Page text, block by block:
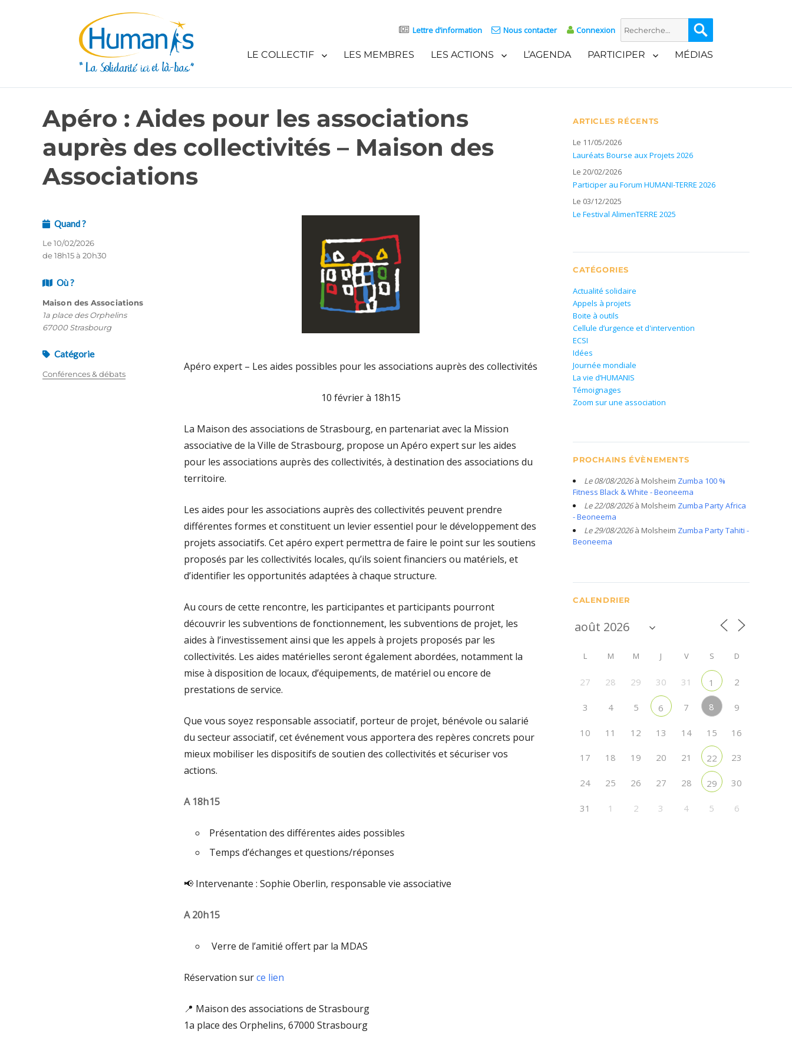
Lettre d’information Nous contacter Connexion
Recherche
pour :
LE COLLECTIF LES MEMBRES LES ACTIONS L’AGENDA PARTICIPER MÉDIAS
Apéro : Aides pour les associations
auprès des collectivités – Maison des
Associations
Apéro expert – Les aides possibles pour les associations auprès des collectivités
10 février à 18h15
La Maison des associations de Strasbourg, en partenariat avec la Mission
associative de la Ville de Strasbourg, propose un Apéro expert sur les aides
pour les associations auprès des collectivités, à destination des associations du
territoire.
Les aides pour les associations auprès des collectivités peuvent prendre
différentes formes et constituent un levier essentiel pour le développement des
projets associatifs. Cet apéro expert permettra de faire le point sur les soutiens
proposés par les collectivités locales, qu’ils soient financiers ou matériels, et
d’identifier les opportunités adaptées à chaque structure.
Au cours de cette rencontre, les participantes et participants pourront
découvrir les subventions de fonctionnement, les subventions de projet, les
aides à l’investissement ainsi que les appels à projets proposés par les
collectivités. Les aides matérielles seront également abordées, notamment la
mise à disposition de locaux, d’équipements, de matériel ou encore de
prestations de service.
Que vous soyez responsable associatif, porteur de projet, bénévole ou salarié
du secteur associatif, cet événement vous apportera des repères concrets pour
mieux mobiliser les dispositifs de soutien des collectivités et sécuriser vos
actions.
A 18h15
Présentation des différentes aides possibles
Temps d’échanges et questions/réponses
📢​ Intervenante : Sophie Oberlin, responsable vie associative
A 20h15
Verre de l’amitié offert par la MDAS
Réservation surce lien
📍 Maison des associations de Strasbourg
1a place des Orphelins, 67000 Strasbourg
Quand ?
Le 10/02/2026
de 18h15 à 20h30
Où ?
Maison des Associations
1a place des Orphelins
67000 Strasbourg
Catégorie
Conférences & débats
ARTICLES RÉCENTS
Le 11/05/2026
Lauréats Bourse aux Projets 2026
Le 20/02/2026
Participer au Forum HUMANI-TERRE 2026
Le 03/12/2025
Le Festival AlimenTERRE 2025
CATÉGORIES
Actualité solidaire
Appels à projets
Boite à outils
Cellule d’urgence et d'intervention
ECSI
Idées
Journée mondiale
La vie d’HUMANIS
Témoignages
Zoom sur une association
PROCHAINS ÉVÈNEMENTS
Le 08/08/2026à Molsheim Zumba 100 %
Fitness Black & White - Beoneema
Le 22/08/2026à Molsheim Zumba Party Africa
- Beoneema
Le 29/08/2026à Molsheim Zumba Party Tahiti -
Beoneema
CALENDRIER
L M M J V S D
27 28 29 30 31 1 2
3 4 5 6 7 8 9
10 11 12 13 14 15 16
17 18 19 20 21 22 23
24 25 26 27 28 29 30
31 1 2 3 4 5 6